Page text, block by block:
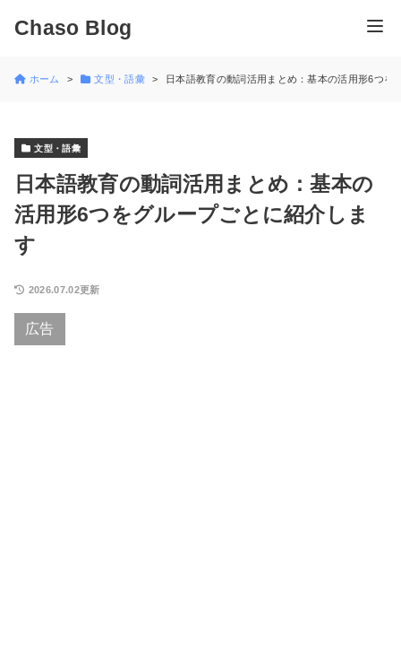
Chaso Blog
ホーム 文型・語彙 日本語教育の動詞活用まとめ：基本の活用形6つを
文型・語彙
日本語教育の動詞活用まとめ：基本の
活用形6つをグループごとに紹介しま
す
2026.07.02更新
広告